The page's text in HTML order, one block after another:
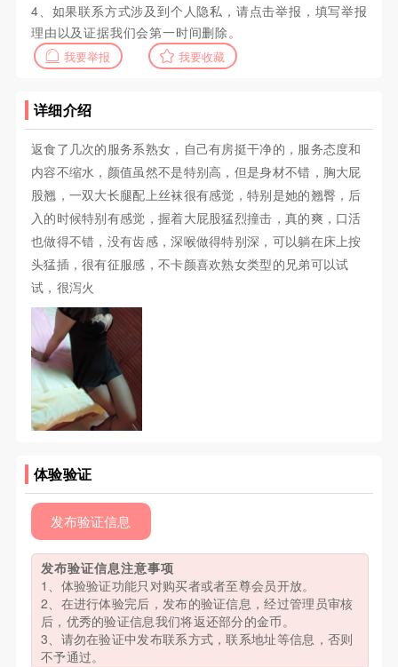
4、如果联系方式涉及到个人隐私，请点击举报，填写举报
理由以及证据我们会第一时间删除。
我要举报 我要收藏
详细介绍
返食了几次的服务系熟女，自己有房挺干净的，服务态度和
内容不缩水，颜值虽然不是特别高，但是身材不错，胸大屁
股翘，一双大长腿配上丝袜很有感觉，特别是她的翘臀，后
入的时候特别有感觉，握着大屁股猛烈撞击，真的爽，口活
也做得不错，没有齿感，深喉做得特别深，可以躺在床上按
头猛插，很有征服感，不卡颜喜欢熟女类型的兄弟可以试
试，很泻火
体验验证
发布验证信息
发布验证信息注意事项
1、体验验证功能只对购买者或者至尊会员开放。
2、在进行体验完后，发布的验证信息，经过管理员审核
后，优秀的验证信息我们将返还部分的金币。
3、请勿在验证中发布联系方式，联系地址等信息，否则
不予通过。